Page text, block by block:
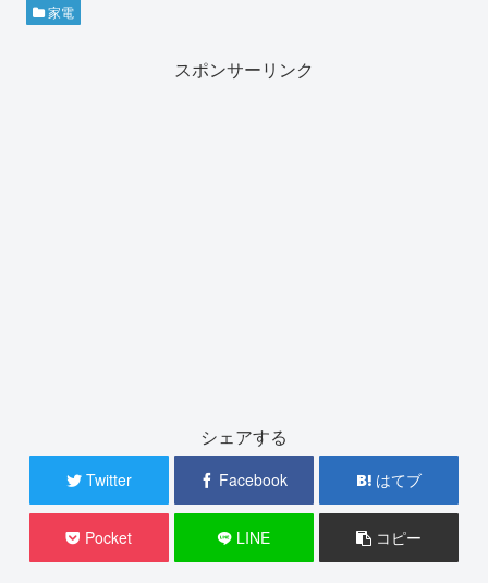
家電
スポンサーリンク
シェアする
Twitter Facebook はてブ
Pocket LINE コピー